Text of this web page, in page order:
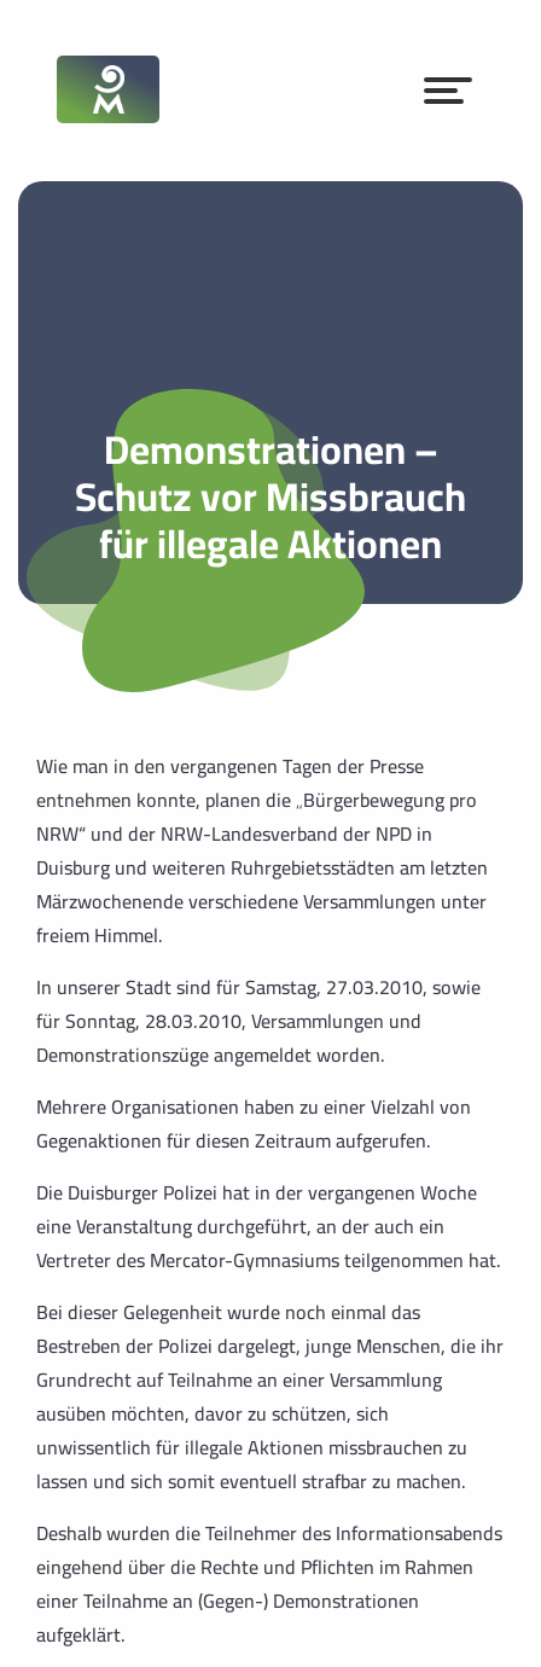
Demonstrationen –
Schutz vor Missbrauch
für illegale Aktionen
Wie man in den vergangenen Tagen der Presse
entnehmen konnte, planen die „Bürgerbewegung pro
NRW“ und der NRW-Landesverband der NPD in
Duisburg und weiteren Ruhrgebietsstädten am letzten
Märzwochenende verschie­dene Versammlungen unter
freiem Himmel.
In unserer Stadt sind für Samstag, 27.03.2010, sowie
für Sonntag, 28.03.2010, Versammlungen und
Demonstrationszüge angemeldet worden.
Mehrere Organisationen haben zu einer Vielzahl von
Gegenaktionen für diesen Zeitraum aufgerufen.
Die Duisburger Polizei hat in der vergangenen Woche
eine Veranstaltung durch­geführt, an der auch ein
Vertreter des Mercator-Gymnasiums teilgenommen hat.
Bei dieser Gelegenheit wurde noch einmal das
Bestreben der Polizei dargelegt, junge Menschen, die ihr
Grundrecht auf Teilnahme an einer Versammlung
ausüben möchten, davor zu schützen, sich
unwissentlich für illegale Aktionen missbrauchen zu
lassen und sich somit eventuell strafbar zu machen.
Deshalb wurden die Teilnehmer des Informationsabends
eingehend über die Rechte und Pflichten im Rahmen
einer Teilnahme an (Gegen-) Demonstrationen
aufgeklärt.